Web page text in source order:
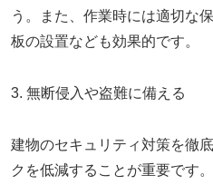
う。また、作業時には適切な
板の設置なども効果的です。
3. 無断侵入や盗難に備える
建物のセキュリティ対策を徹
クを低減することが重要です